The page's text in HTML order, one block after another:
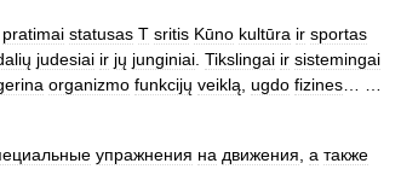
pratimai statusas T sritis Kūno kultūra ir sportas
judesiai ir jų junginiai Tikslingai ir sistemingai
organizmo funkcijų veiklą ugdo fizines
упражнения на движения а также